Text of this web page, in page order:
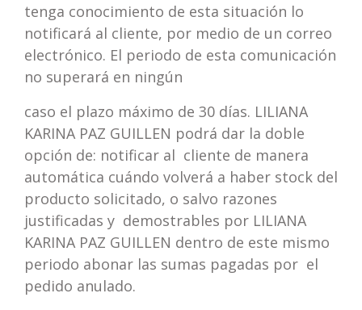
tenga conocimiento de esta situación lo
notificará al cliente, por medio de un correo
electrónico. El periodo de esta comunicación
no superará en ningún
caso el plazo máximo de 30 días. LILIANA
KARINA PAZ GUILLEN podrá dar la doble
opción de: notificar al cliente de manera
automática cuándo volverá a haber stock del
producto solicitado, o salvo razones
justificadas y demostrables por LILIANA
KARINA PAZ GUILLEN dentro de este mismo
periodo abonar las sumas pagadas por el
pedido anulado.